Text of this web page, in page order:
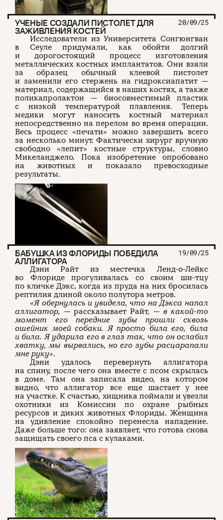
УЧЕНЫЕ СОЗДАЛИ ПИСТОЛЕТ ДЛЯ
ЗАЖИВЛЕНИЯ КОСТЕЙ
20/09/25
Исследователи из Университета Сонгюнгван
в Сеуле придумали, как обойти долгий
и дорогостоящий процесс изготовления
металлических костных имплантатов. Они взяли
за образец обычный клеевой пистолет
и заменили его стержень на гидроксиапатит —
материал, содержащийся в наших костях, а также
поликапролактон — биосовместимый пластик
с низкой температурой плавления. Теперь
медики могут наносить костный материал
непосредственно на перелом во время операции.
Весь процесс «печати» можно завершить всего
за несколько минут. Фактически хирург вручную
свободно «лепит» костные структуры, словно
Микеланджело. Пока изобретение опробовано
на животных и показало превосходные
результаты.
БАБУШКА ИЗ ФЛОРИДЫ ПОБЕДИЛА
АЛЛИГАТОРА
19/09/25
Дэни Райт из местечка Ленд-о-Лейкс
во Флориде прогуливалась со своим ши-тцу
по кличке Дэкс, когда из пруда на них бросилась
рептилия длиной около полутора метров.
«Я обернулась и увидела, что на Дэкса напал
аллигатор, — рассказывает Райт, — в какой-то
момент его передние зубы прошли сквозь
ошейник моей собаки. Я просто била его, била
и била. Я ударила его в глаз так, что он ослабил
хватку, мы вырвались, но его зубы расцарапали
мне руку».
Дэни удалось перевернуть аллигатора
на спину, после чего она вместе с псом скрылась
в доме. Там она записала видео, на котором
видно, что аллигатор все еще шастает у нее
на участке. К счастью, хищника поймали и увезли
охотники из Комиссии по охране рыбных
ресурсов и диких животных Флориды. Женщина
на удивление спокойно перенесла нападение.
Даже больше того: она заявляет, что готова снова
защищать своего пса с кулаками.